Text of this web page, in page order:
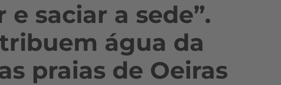
e saciar a sede”.
água da
praias de Oeiras